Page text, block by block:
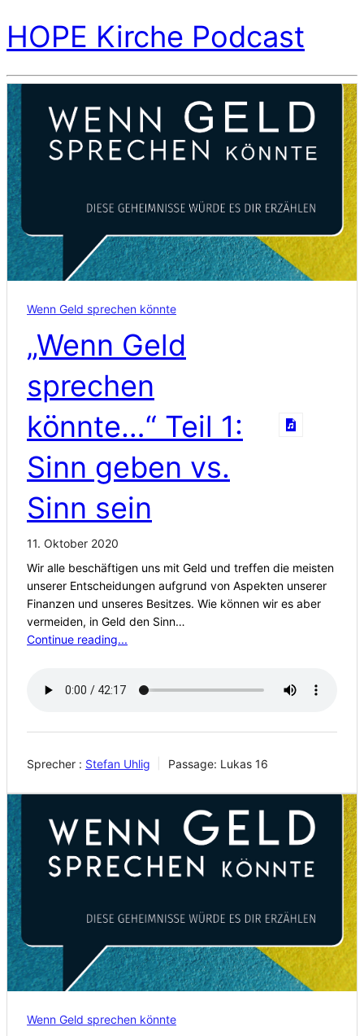
HOPE Kirche Podcast
Wenn Geld sprechen könnte
„Wenn Geld
sprechen
könnte…“ Teil 1:
Sinn geben vs.
Sinn sein
11. Oktober 2020
Wir alle beschäftigen uns mit Geld und treffen die meisten
unserer Entscheidungen aufgrund von Aspekten unserer
Finanzen und unseres Besitzes. Wie können wir es aber
vermeiden, in Geld den Sinn…
Continue reading...
Sprecher : Stefan Uhlig Passage: Lukas 16
Wenn Geld sprechen könnte